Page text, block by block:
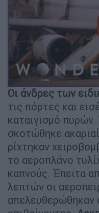
Οι άνδρες των
τις πόρτες και
καταιγισμό
σκοτώθηκε
ρίχτηκαν
το αεροπλάνο
καπνούς. Έπειτα
λεπτών οι
απελευθερώθηκαν